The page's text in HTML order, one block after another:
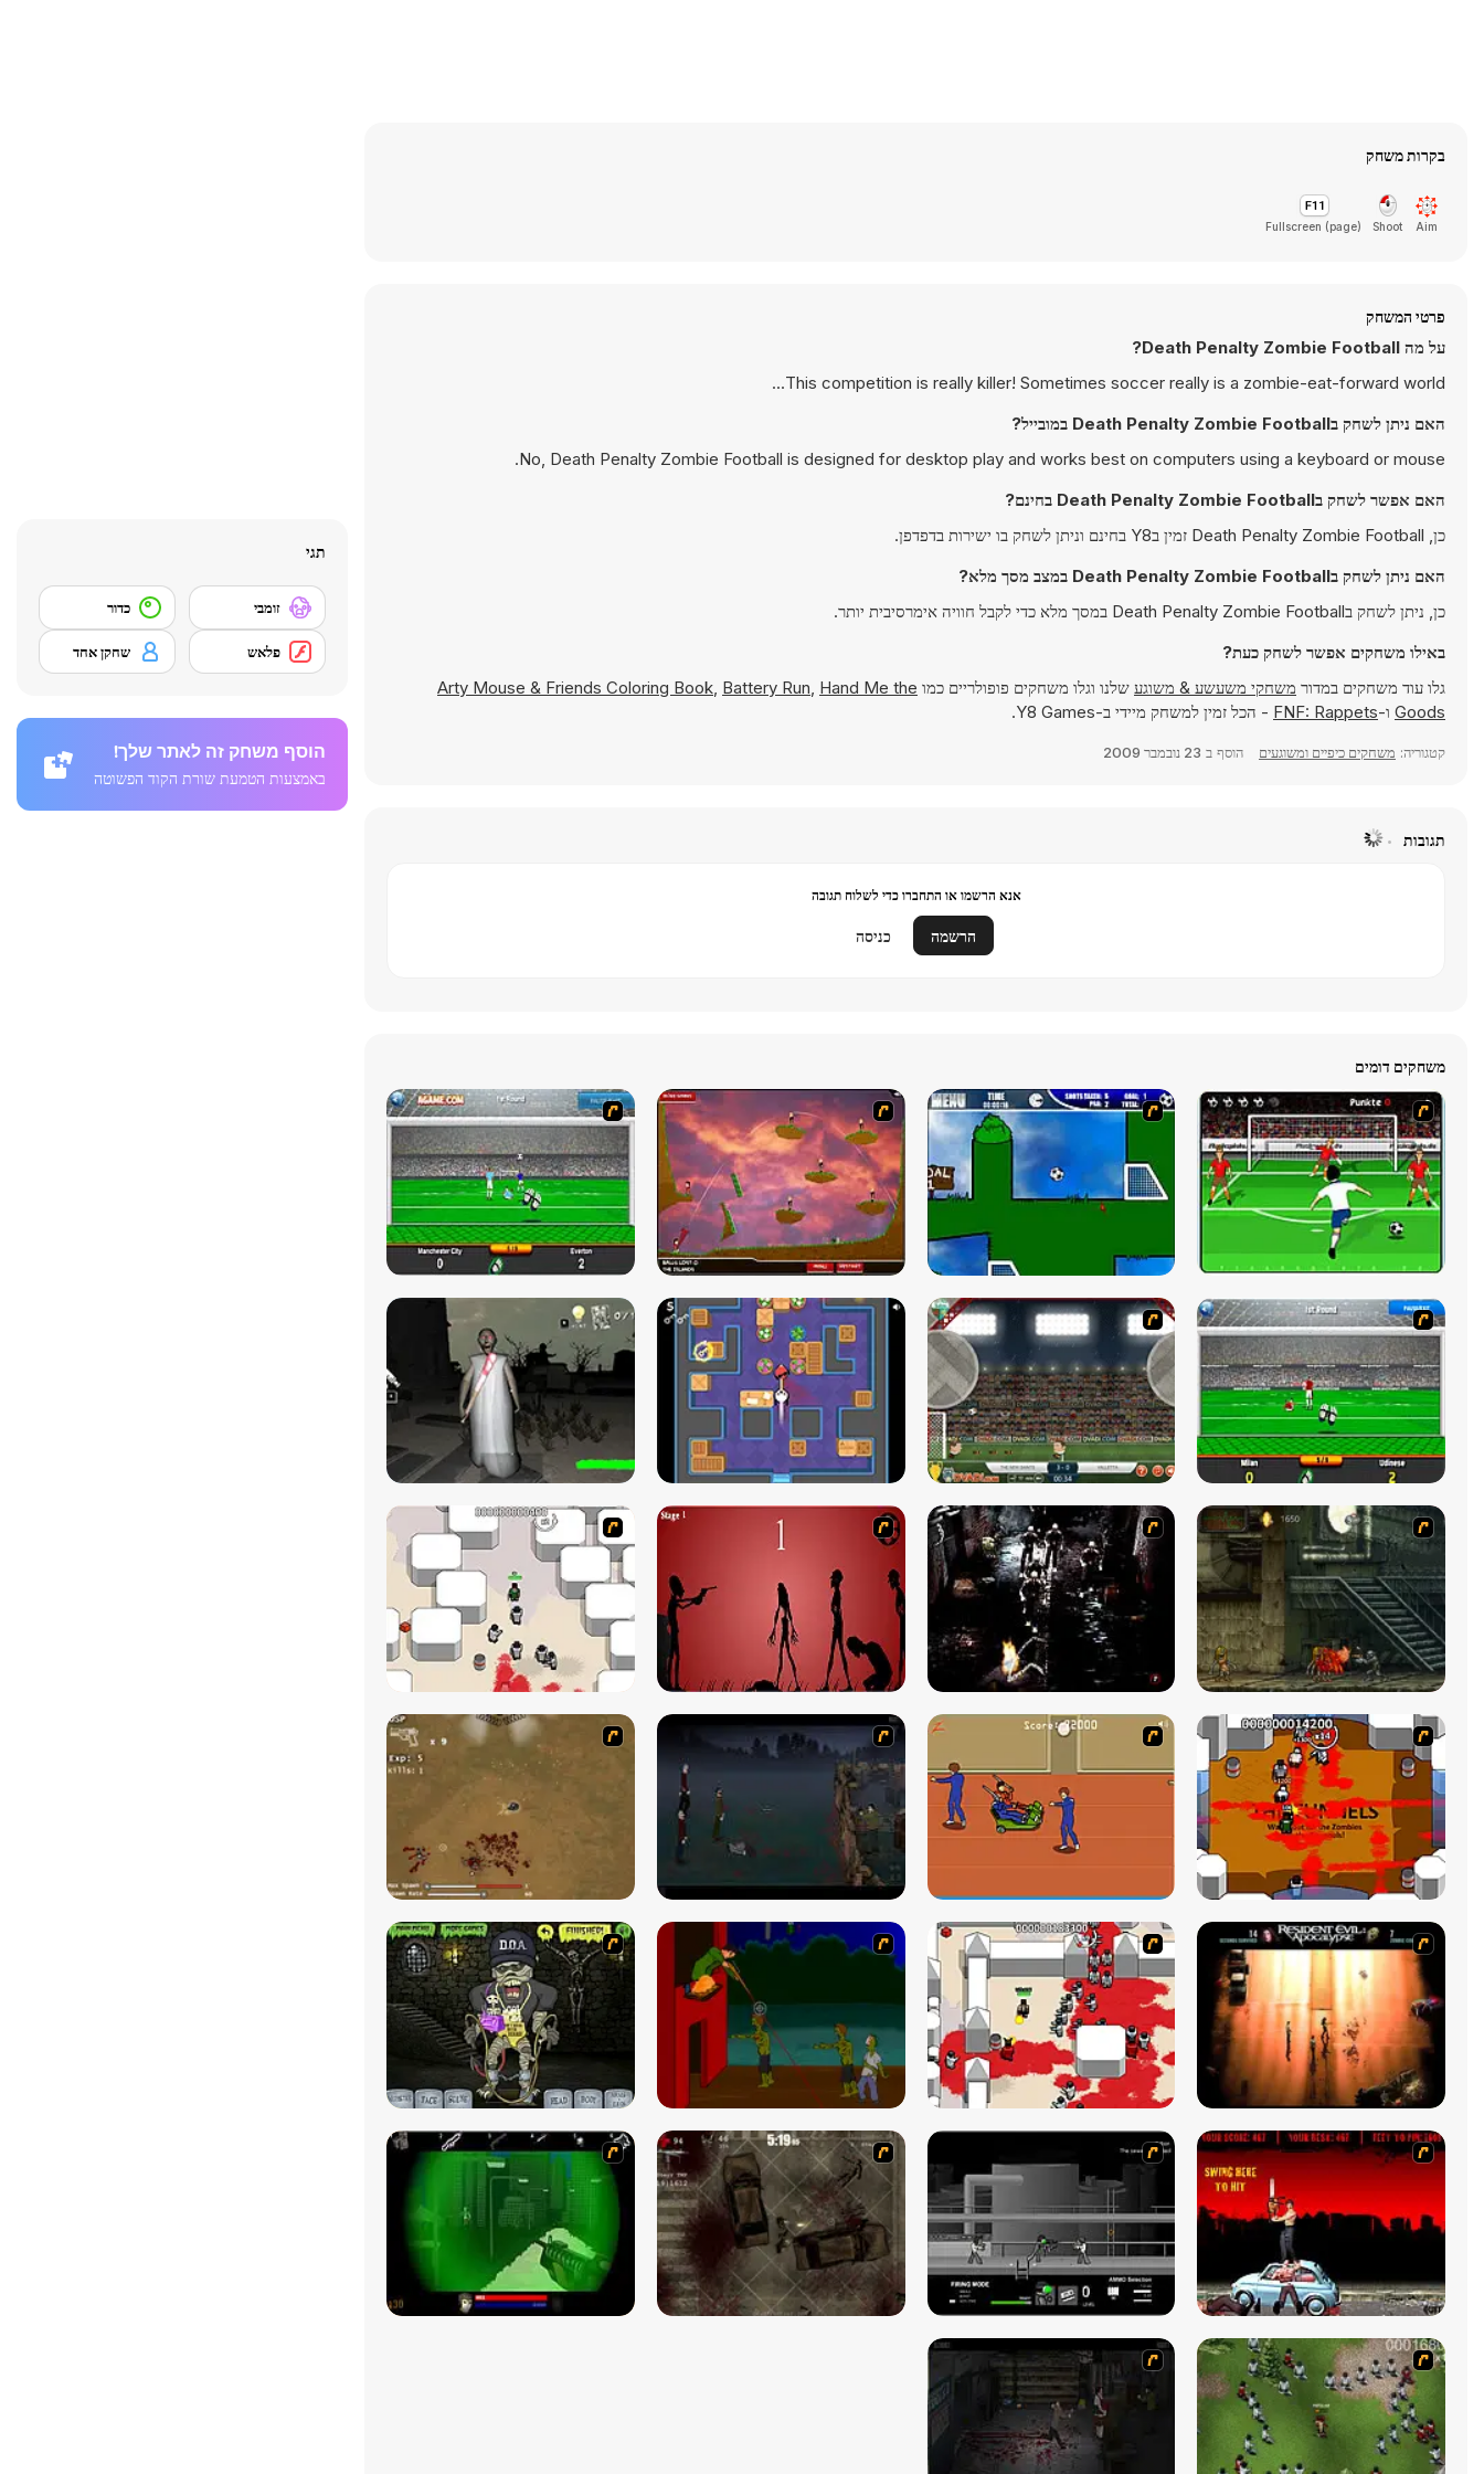
בקרות משחק
Aim
Shoot
Fullscreen (page)
פרטי המשחק
על מה Death Penalty Zombie Football?
This competition is really killer! Sometimes soccer really is a zombie-eat-forward world...
האם ניתן לשחק בDeath Penalty Zombie Football במובייל?
No, Death Penalty Zombie Football is designed for desktop play and works best on computers using a keyboard or mouse.
האם אפשר לשחק בDeath Penalty Zombie Football בחינם?
כן, Death Penalty Zombie Football זמין בY8 בחינם וניתן לשחק בו ישירות בדפדפן.
האם ניתן לשחק בDeath Penalty Zombie Football במצב מסך מלא?
כן, ניתן לשחק בDeath Penalty Zombie Football במסך מלא כדי לקבל חוויה אימרסיבית יותר.
באילו משחקים אפשר לשחק כעת?
גלו עוד משחקים במדור משחקי משעשע & משוגע שלנו וגלו משחקים פופולריים כמו Arty Mouse & Friends Coloring Book, Battery Run, Hand Me the
Goods ו-FNF: Rappets - הכל זמין למשחק מיידי ב-Y8 Games.
קטגוריה: משחקים כיפיים ומשוגעים הוסף ב 23 נובמבר 2009
תגובות
אנא הרשמו או התחברו כדי לשלוח תגובה
הרשמה כניסה
משחקים דומים
תגי
זומבי כדור
פלאש שחקן אחד
הוסף משחק זה לאתר שלך!
באמצעות הטמעת שורת הקוד הפשוטה